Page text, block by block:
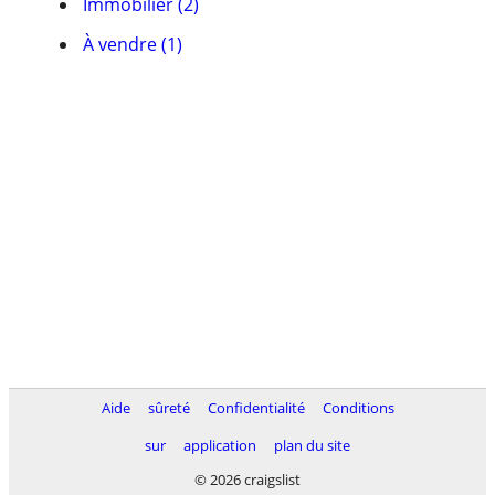
À vendre (1)
Aide sûreté Confidentialité
Conditions
sur
application
plan du site
© 2026 craigslist